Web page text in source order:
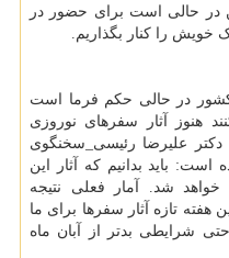
در حالی است برای حضور در
خویش را کنار بگذاریم.
در حالی حکم فرما است
هنوز آثار سفرهای نوروزی
علیرضا رئیسی_سخنگوی
است: باید بدانیم که آثار این
شد. آمار فعلی نتیجه
تازه آثار سفرها برای ما
شرایطی بدتر از آبان ماه